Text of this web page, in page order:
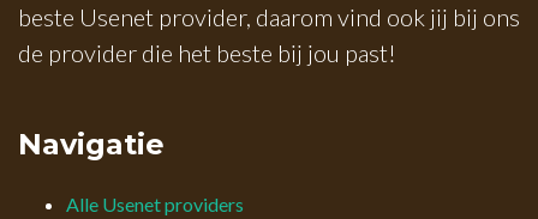
beste Usenet provider, daarom vind ook jij bij ons
de provider die het beste bij jou past!
Navigatie
Alle Usenet providers